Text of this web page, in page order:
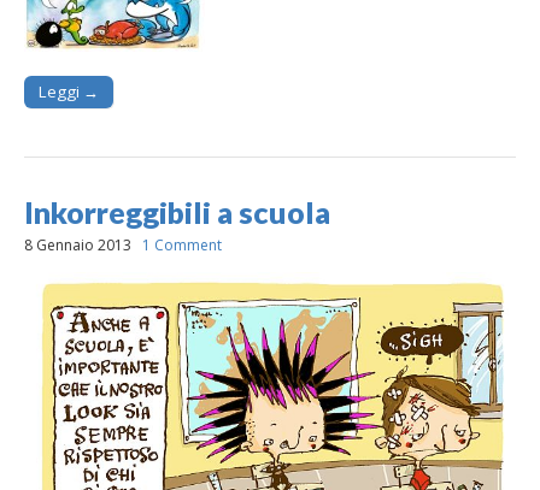
Leggi →
Inkorreggibili a scuola
8 Gennaio 2013 1 Comment